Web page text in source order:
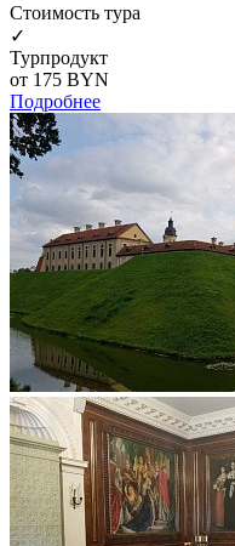
Cтоимость тура
✓
Турпродукт
от 175 BYN
Подробнее